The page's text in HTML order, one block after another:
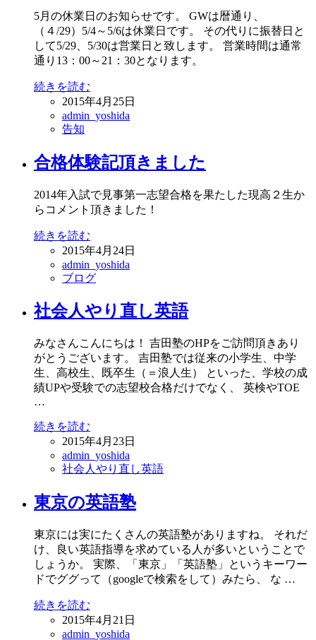
5月の休業日のお知らせです。 GWは暦通り、
（４/29）5/4～5/6は休業日です。 その代りに振替日と
して5/29、5/30は営業日と致します。 営業時間は通常
通り13：00～21：30となります。
続きを読む
2015年4月25日
admin_yoshida
告知
合格体験記頂きました
2014年入試で見事第一志望合格を果たした現高２生か
らコメント頂きました！
続きを読む
2015年4月24日
admin_yoshida
ブログ
社会人やり直し英語
みなさんこんにちは！ 吉田塾のHPをご訪問頂きあり
がとうございます。 吉田塾では従来の小学生、中学
生、高校生、既卒生（＝浪人生） といった、学校の成
績UPや受験での志望校合格だけでなく、 英検やTOE
…
続きを読む
2015年4月23日
admin_yoshida
社会人やり直し英語
東京の英語塾
東京には実にたくさんの英語塾がありますね。 それだ
け、良い英語指導を求めている人が多いということで
しょうか。 実際、「東京」「英語塾」というキーワー
ドでググって（googleで検索をして）みたら、 な …
続きを読む
2015年4月21日
admin_yoshida